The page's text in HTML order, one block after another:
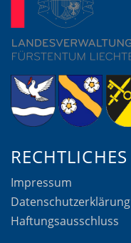
RECHTLICHES
Impressum
Datenschutzerklärung
Haftungsausschluss